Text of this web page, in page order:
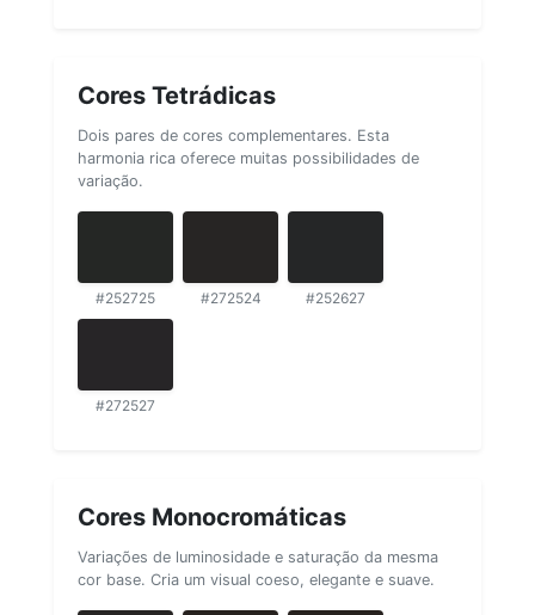
Cores Tetrádicas
Dois pares de cores complementares. Esta
harmonia rica oferece muitas possibilidades de
variação.
#252725 #272524 #252627
#272527
Cores Monocromáticas
Variações de luminosidade e saturação da mesma
cor base. Cria um visual coeso, elegante e suave.